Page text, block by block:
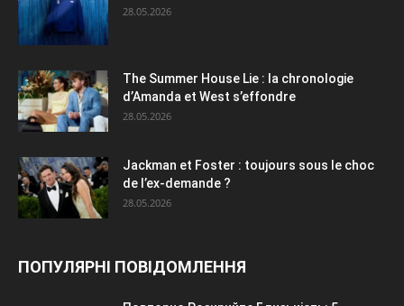
28.05.2026
The Summer House Lie : la chronologie
d’Amanda et West s’effondre
28.05.2026
Jackman et Foster : toujours sous le choc
de l’ex-demande ?
28.05.2026
ПОПУЛЯРНІ ПОВІДОМЛЕННЯ